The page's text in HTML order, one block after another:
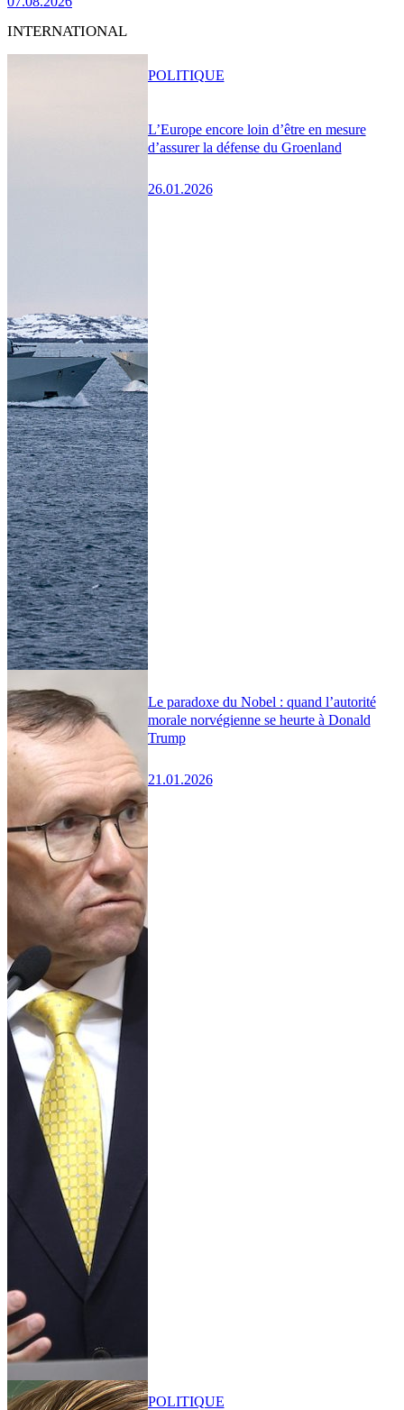
INTERNATIONAL
L’Europe encore loin d’être en mesure
d’assurer la défense du Groenland
26.01.2026
POLITIQUE
Le paradoxe du Nobel : quand l’autorité
morale norvégienne se heurte à Donald
Trump
21.01.2026
POLITIQUE